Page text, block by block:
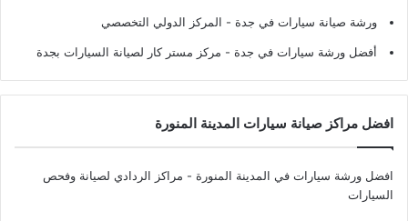
ورشة صيانة سيارات في جدة - المركز الدولي التخصصي
أفضل ورشة سيارات في جدة - مركز مستر كار لصيانة السيارات بجدة
افضل مراكز صيانة سيارات المدينة المنورة
افضل ورشة سيارات في المدينة المنورة - مراكز الردادي لصيانة وفحص
السيارات